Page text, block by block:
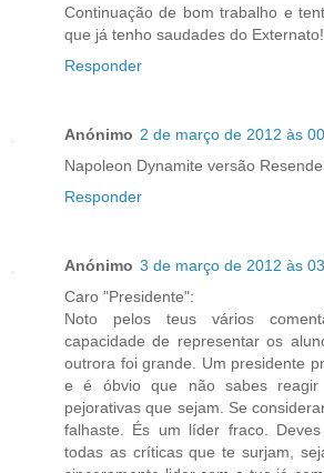
Continuação de bom trabalho e
que já tenho saudades do
Responder
Anónimo 2 de março de 2012 às
Napoleon Dynamite versão
Responder
Anónimo 3 de março de 2012 às
Caro "Presidente":
Noto pelos teus vários
capacidade de representar os
outrora foi grande. Um presidente
e é óbvio que não sabes
pejorativas que sejam. Se
falhaste. És um líder fraco.
todas as críticas que te surjam,